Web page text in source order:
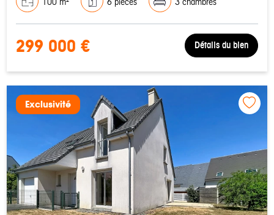
299 000 € Détails du bien
Exclusivité